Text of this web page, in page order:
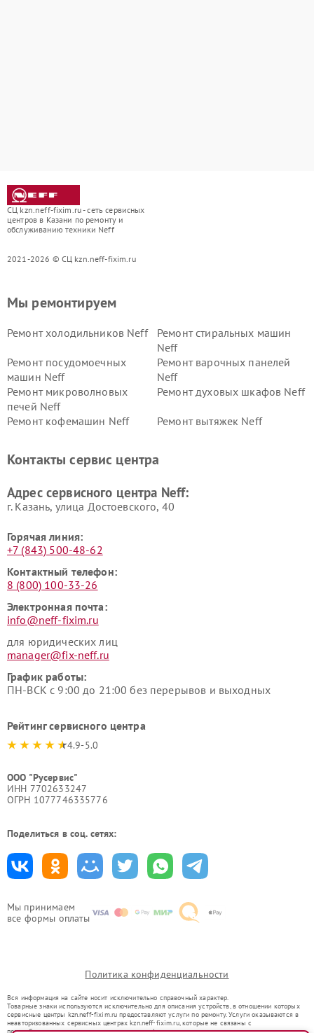
СЦ kzn.neff-fixim.ru - сеть сервисных
центров в Казани по ремонту и
обслуживанию техники Neff
2021-2026 © СЦ kzn.neff-fixim.ru
Мы принимаем
все формы оплаты
Мы ремонтируем
Ремонт холодильников Neff
Ремонт стиральных машин
Neff
Ремонт посудомоечных
машин Neff
Ремонт варочных панелей
Neff
Ремонт микроволновых
печей Neff
Ремонт духовых шкафов Neff
Ремонт кофемашин Neff Ремонт вытяжек Neff
Контакты сервис центра
Адрес сервисного центра Neff:
г. Казань, улица Достоевского, 40
Горячая линия:
+7 (843) 500-48-62
Контактный телефон:
8 (800) 100-33-26
Электронная почта:
info@neff-fixim.ru
для юридических лиц
manager@fix-neff.ru
График работы:
ПН-ВСК с 9:00 до 21:00 без перерывов и выходных
Рейтинг сервисного центра
4.9-5.0
ООО "Русервис"
ИНН 7702633247
ОГРН 1077746335776
Поделиться в соц. сетях:
Политика конфиденциальности
Вся информация на сайте носит исключительно справочный характер.
Товарные знаки используются исключительно для описания устройств, в отношении которых
сервисные центры kzn.neff-fixim.ru предоставляют услуги по ремонту. Услуги оказываются в
неавторизованных сервисных центрах kzn.neff-fixim.ru, которые не связаны с